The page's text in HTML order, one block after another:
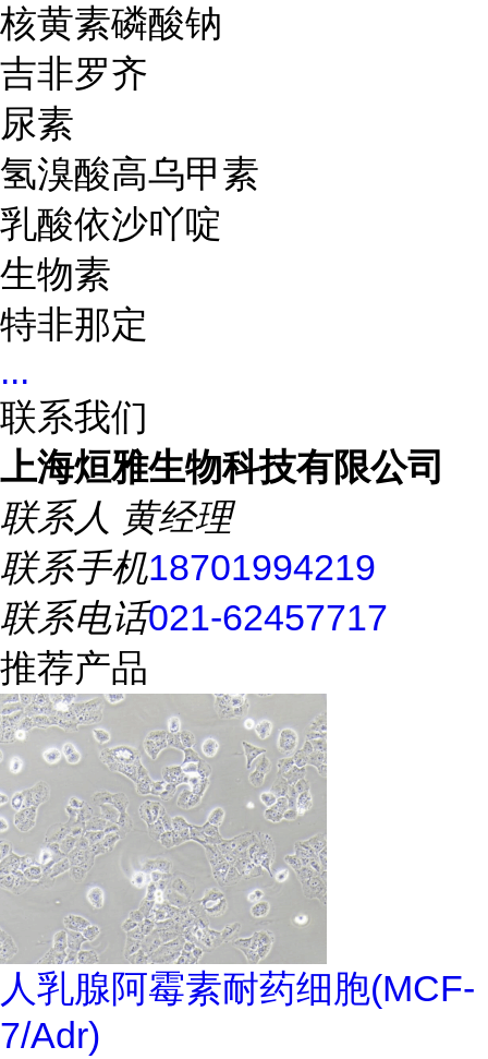
核黄素磷酸钠
吉非罗齐
尿素
氢溴酸高乌甲素
乳酸依沙吖啶
生物素
特非那定
...
联系我们
上海烜雅生物科技有限公司
联系人 黄经理
联系手机18701994219
联系电话021-62457717
推荐产品
人乳腺阿霉素耐药细胞(MCF-
7/Adr)